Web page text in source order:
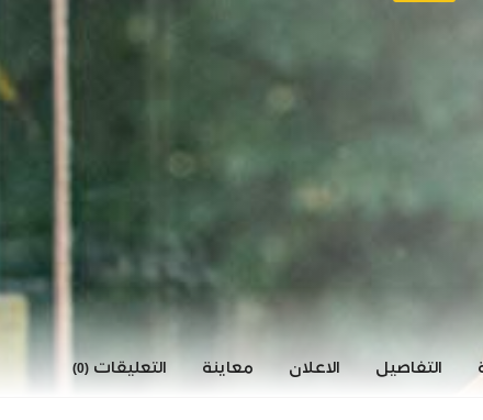
التفاصيل الاعلان معاينة التعليقات (0)